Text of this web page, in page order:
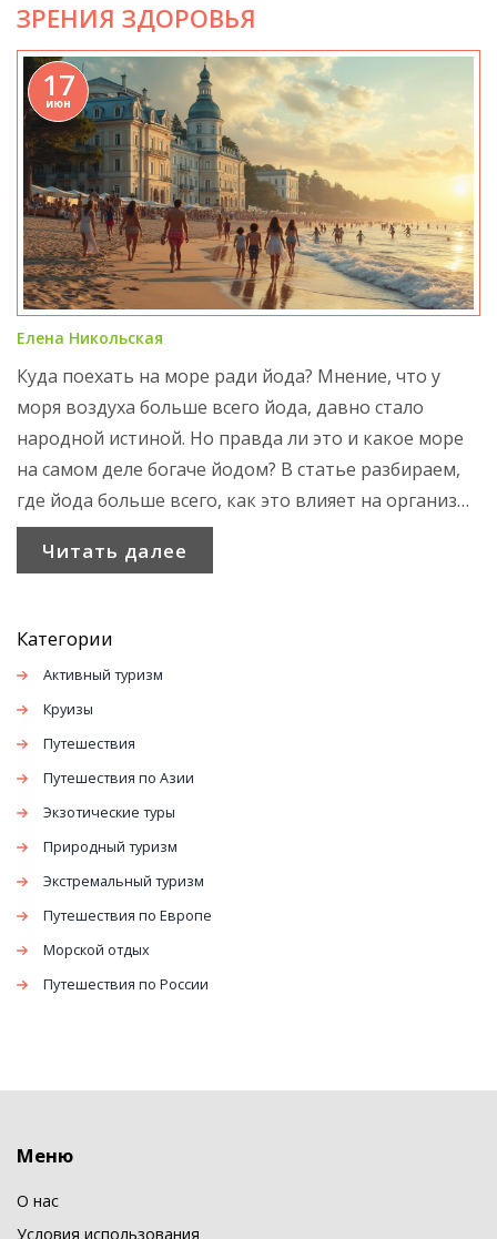
ЗРЕНИЯ ЗДОРОВЬЯ
17
июн
Елена Никольская
Куда поехать на море ради йода? Мнение, что у
моря воздуха больше всего йода, давно стало
народной истиной. Но правда ли это и какое море
на самом деле богаче йодом? В статье разбираем,
где йода больше всего, как это влияет на организм
и стоит ли выбирать морской курорт именно по
уровню йода. Беру на заметку данные ученых,
Читать далее
Категории
Активный туризм
Круизы
Путешествия
Путешествия по Азии
Экзотические туры
Природный туризм
Экстремальный туризм
Путешествия по Европе
Морской отдых
Путешествия по России
Меню
О нас
Условия использования